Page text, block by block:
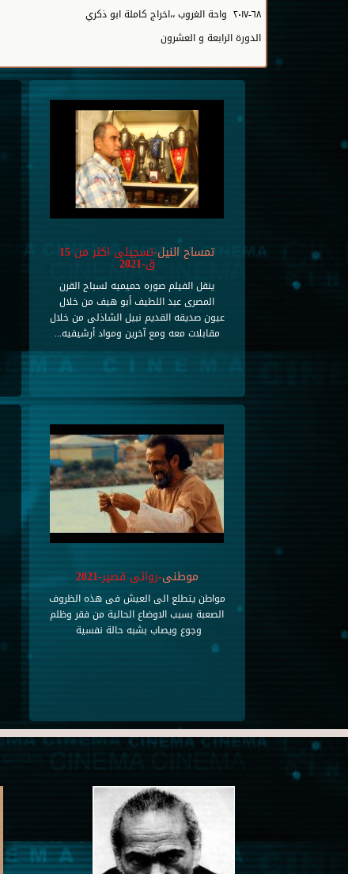
٦٨-٢٠١٧ واحة الغروب ،،اخراج كاملة ابو ذكري
الدورة الرابعة و العشرون
تمساح النيل -تسجيلى اكثر من 15
ق-2021
ينقل الفيلم صوره حميميه لسباح القرن
المصرى عبد اللطيف أبو هيف من خلال
عيون صديقه القديم نبيل الشاذلى من خلال
مقابلات معه ومع آخرين ومواد أرشيفيه...
موطنى-روائى قصير-2021
مواطن يتطلع الى العيش فى هذه الظروف
الصعبة بسبب الاوضاع الحالية من فقر وظلم
وجوع ويصاب بشبه حالة نفسية